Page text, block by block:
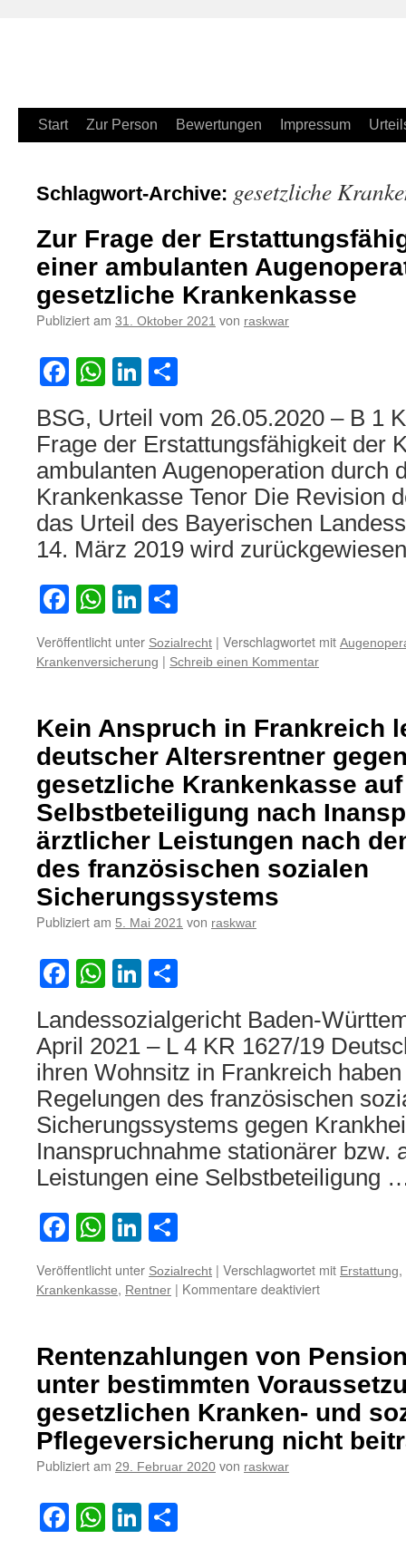
Zum
springen
Start Zur Person Bewertungen Impressum
Schlagwort-Archive: gesetzliche
Zur Frage der
einer ambulanten
gesetzliche Krankenkasse
Publiziert am 31. Oktober 2021 von raskwar
Facebook
WhatsApp
LinkedIn
BSG, Urteil vom 26.05.2020 – B 1
Frage der Erstattungsfähigkeit der
ambulanten Augenoperation durch
Krankenkasse Tenor Die Revision
das Urteil des Bayerischen
14. März 2019 wird
Facebook
WhatsApp
LinkedIn
Veröffentlicht unter Sozialrecht | Verschlagwortet mit
Krankenversicherung | Schreib einen Kommentar
Kein Anspruch in Frankreich
deutscher Altersrentner
gesetzliche Krankenkasse
Selbstbeteiligung nach
ärztlicher Leistungen nach
des französischen sozialen
Sicherungssystems
Publiziert am 5. Mai 2021 von raskwar
Facebook
WhatsApp
LinkedIn
Landessozialgericht Baden-
April 2021 – L 4 KR 1627/19
ihren Wohnsitz in Frankreich
Regelungen des französischen
Sicherungssystems gegen
Inanspruchnahme stationärer bzw.
Leistungen eine Selbstbeteiligung
Facebook
WhatsApp
LinkedIn
Veröffentlicht unter Sozialrecht | Verschlagwortet mit Erstattung,
Krankenkasse, Rentner | Kommentare deaktiviertfür
Frankreich
lebender
deutscher
Altersrentner
gegen
ihre
Rentenzahlungen von
unter bestimmten
gesetzlichen Kranken- und
Pflegeversicherung nicht
Publiziert am 29. Februar 2020 von raskwar
Facebook
WhatsApp
LinkedIn